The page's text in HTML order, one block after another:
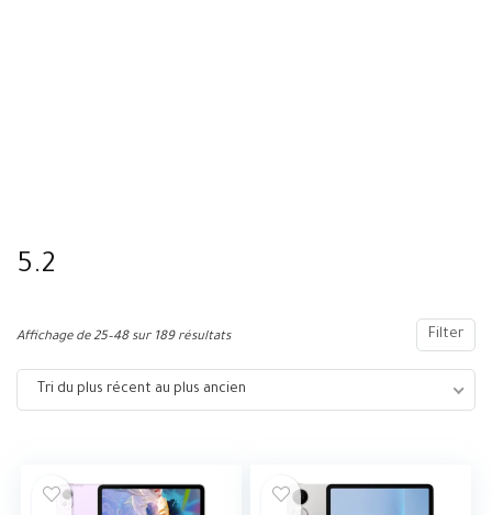
5.2
Filter
Affichage de 25–48 sur 189 résultats
Tri du plus récent au plus ancien